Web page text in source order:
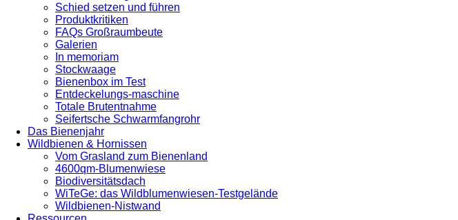
Schied setzen und führen
Produktkritiken
FAQs Großraumbeute
Galerien
In memoriam
Stockwaage
Bienenbox im Test
Entdeckelungs-maschine
Totale Brutentnahme
Seifertsche Schwarmfangrohr
Das Bienenjahr
Wildbienen & Hornissen
Vom Grasland zum Bienenland
4600qm-Blumenwiese
Biodiversitätsdach
WiTeGe: das Wildblumenwiesen-Testgelände
Wildbienen-Nistwand